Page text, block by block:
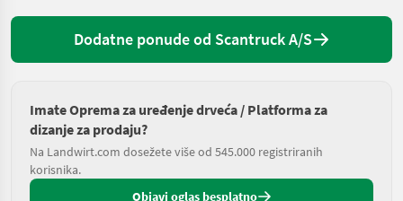
Dodatne ponude od Scantruck A/S
Imate Oprema za uređenje drveća / Platforma za
dizanje za prodaju?
Na Landwirt.com dosežete više od 545.000 registriranih
korisnika.
Objavi oglas besplatno